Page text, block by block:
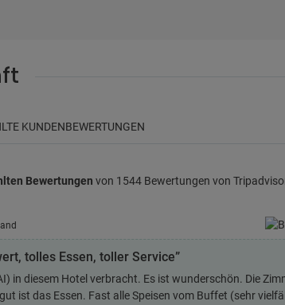
KUNDENBEWERTUNGEN
Bewertungen von 1544 Bewertungen von
tolles Essen, toller Service”
in diesem Hotel verbracht. Es ist wunderschön. Die
ist das Essen. Fast alle Speisen vom Buffet (sehr